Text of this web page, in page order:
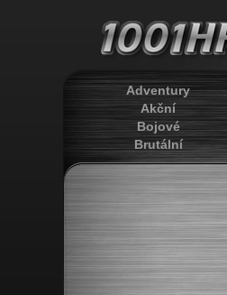
Adventury
Akční
Bojové
Brutální